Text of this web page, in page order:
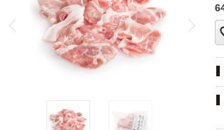
そうじ&キッチン雑貨
夏に便利！新商品6点登場
熊本地震への緊急支援
寄付付き商品取り扱い中